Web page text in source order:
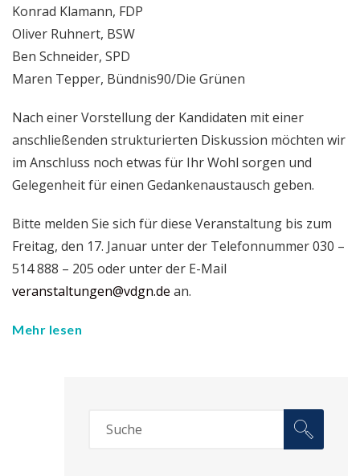
Konrad Klamann, FDP
Oliver Ruhnert, BSW
Ben Schneider, SPD
Maren Tepper, Bündnis90/Die Grünen
Nach einer Vorstellung der Kandidaten mit einer
anschließenden strukturierten Diskussion möchten wir
im Anschluss noch etwas für Ihr Wohl sorgen und
Gelegenheit für einen Gedankenaustausch geben.
Bitte melden Sie sich für diese Veranstaltung bis zum
Freitag, den 17. Januar unter der Telefonnummer 030 –
514 888 – 205 oder unter der E-Mail
veranstaltungen@vdgn.de an.
Mehr lesen